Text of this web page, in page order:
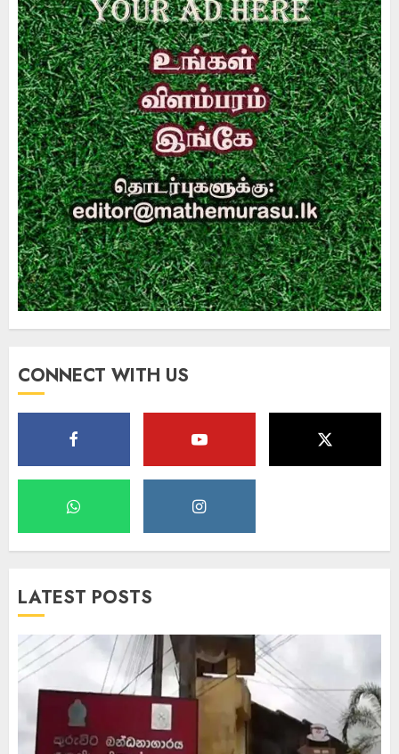
CONNECT WITH US
LATEST POSTS